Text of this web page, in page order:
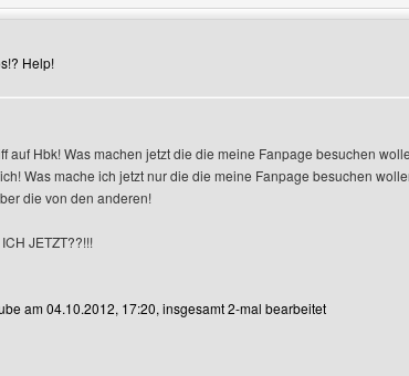
Help!
auf Hbk! Was machen jetzt die die meine Fanpage besuchen
Was mache ich jetzt nur die die meine Fanpage besuchen
die von den anderen!
JETZT??!!!
am 04.10.2012, 17:20, insgesamt 2-mal bearbeitet
dergtafanyoutube